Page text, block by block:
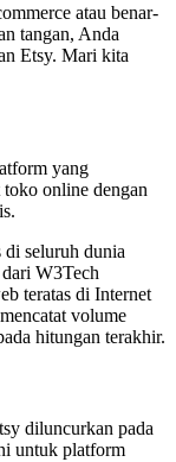
atau benar-
tangan, Anda
Etsy. Mari kita
yang
online dengan
seluruh dunia
W3Tech
teratas di Internet
volume
hitungan terakhir.
diluncurkan pada
untuk platform